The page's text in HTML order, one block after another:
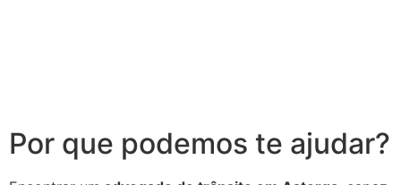
Por que podemos te ajudar?